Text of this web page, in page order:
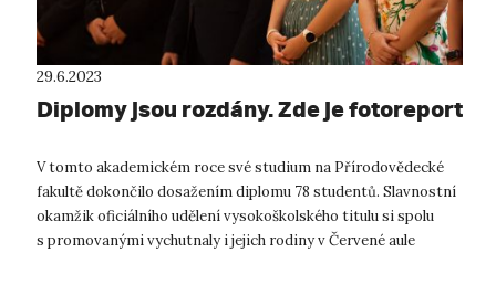
29.6.2023
Diplomy jsou rozdány. Zde je fotoreport
V tomto akademickém roce své studium na Přírodovědecké
fakultě dokončilo dosažením diplomu 78 studentů. Slavnostní
okamžik oficiálního udělení vysokoškolského titulu si spolu
s promovanými vychutnaly i jejich rodiny v Červené aule